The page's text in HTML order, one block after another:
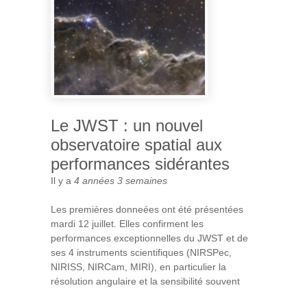
Le JWST : un nouvel
observatoire spatial aux
performances sidérantes
Il y a 4 années 3 semaines
Les premières donneées ont été présentées
mardi 12 juillet. Elles confirment les
performances exceptionnelles du JWST et de
ses 4 instruments scientifiques (NIRSPec,
NIRISS, NIRCam, MIRI), en particulier la
résolution angulaire et la sensibilité souvent